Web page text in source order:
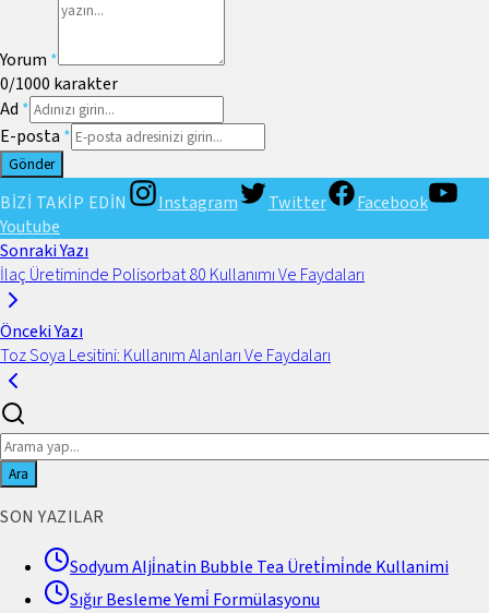
Yorum *
0/1000 karakter
Ad *
E-posta *
Gönder
BİZİ TAKİP EDİN Instagram Twitter
Facebook
Youtube
Sonraki Yazı
İlaç Üretiminde Polisorbat 80 Kullanımı Ve Faydaları
Önceki Yazı
Toz Soya Lesitini: Kullanım Alanları Ve Faydaları
Ara
SON YAZILAR
Sodyum Alji̇natin Bubble Tea Üreti̇mi̇nde Kullanimi
Sığır Besleme Yemi̇ Formülasyonu